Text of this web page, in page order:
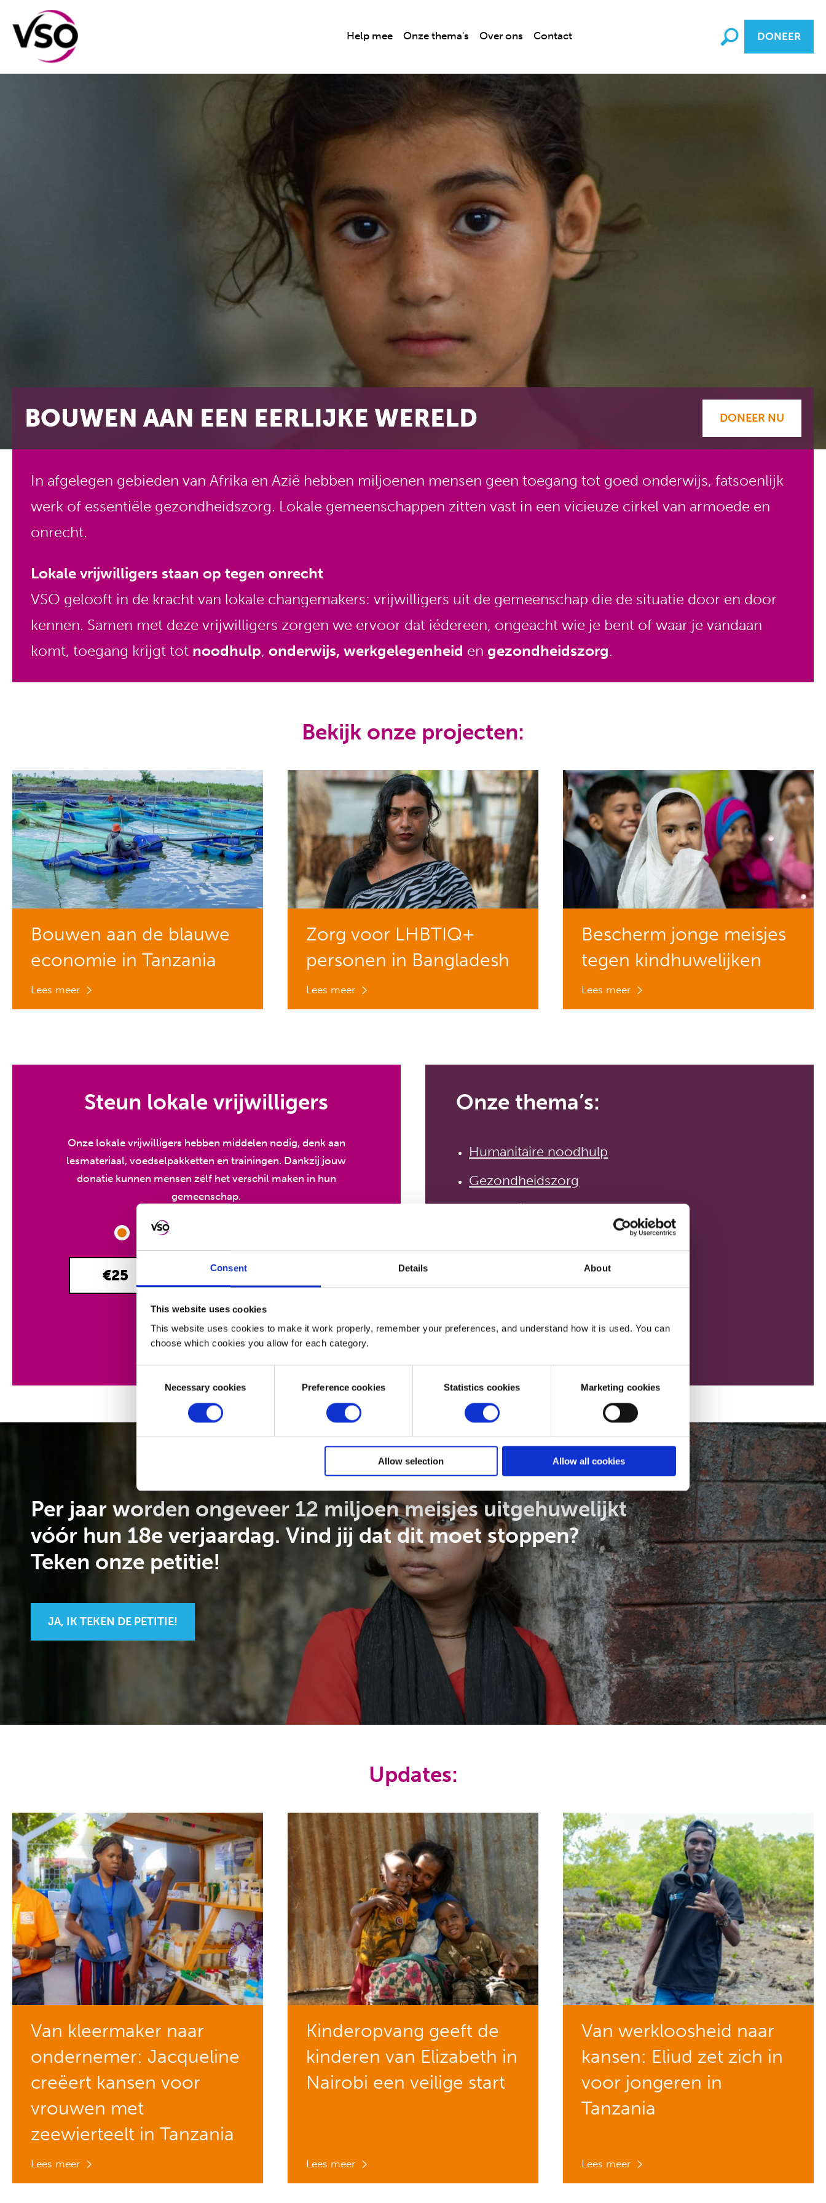
Consent Details About
This website uses cookies
This website uses cookies to make it work properly, remember your preferences, and understand how it is used. You can
choose which cookies you allow for each category.
SelectionNecessary cookies Preference cookies Statistics cookies Marketing cookies
Allow selection Allow all cookies
Help mee Onze thema's Over ons Contact DONEER
BOUWEN AAN EEN EERLIJKE WERELD DONEER NU
In afgelegen gebieden van Afrika en Azië hebben miljoenen mensen geen toegang tot goed onderwijs, fatsoenlijk
werk of essentiële gezondheidszorg. Lokale gemeenschappen zitten vast in een vicieuze cirkel van armoede en
onrecht.
Lokale vrijwilligers staan op tegen onrecht
VSO gelooft in de kracht van lokale changemakers: vrijwilligers uit de gemeenschap die de situatie door en door
kennen. Samen met deze vrijwilligers zorgen we ervoor dat iédereen, ongeacht wie je bent of waar je vandaan
komt, toegang krijgt tot noodhulp, onderwijs, werkgelegenheid en gezondheidszorg.
Bekijk onze projecten:
Bouwen aan de blauwe
economie in Tanzania​
Lees meer
Zorg voor LHBTIQ+
personen in Bangladesh
Lees meer
Bescherm jonge meisjes
tegen kindhuwelijken
Lees meer
Steun lokale vrijwilligers
Onze lokale vrijwilligers hebben middelen nodig, denk aan
lesmateriaal, voedselpakketten en trainingen. Dankzij jouw
donatie kunnen mensen zélf het verschil maken in hun
gemeenschap.
Eenmalig
€25 €50
DONEER
Onze thema’s:
Humanitaire noodhulp
Gezondheidszorg
Onderwijs
Per jaar worden ongeveer 12 miljoen meisjes uitgehuwelijkt
vóór hun 18e verjaardag. Vind jij dat dit moet stoppen?
Teken onze petitie!
JA, IK TEKEN DE PETITIE!
Updates:
Van kleermaker naar
ondernemer: Jacqueline
creëert kansen voor
vrouwen met
zeewierteelt in Tanzania
Lees meer
Kinderopvang geeft de
kinderen van Elizabeth in
Nairobi een veilige start
Lees meer
Van werkloosheid naar
kansen: Eliud zet zich in
voor jongeren in
Tanzania
Lees meer